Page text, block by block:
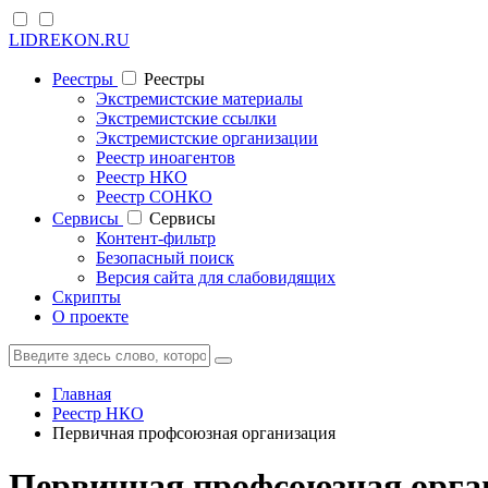
LIDREKON.RU
Реестры
Реестры
Экстремистские материалы
Экстремистские ссылки
Экстремистские организации
Реестр иноагентов
Реестр НКО
Реестр СОНКО
Cервисы
Cервисы
Контент-фильтр
Безопасный поиск
Версия сайта для слабовидящих
Скрипты
О проекте
Главная
Реестр НКО
Первичная профсоюзная организация